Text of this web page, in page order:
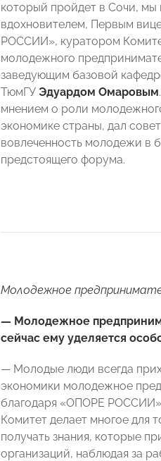
который пройдет в Сочи,
вдохновителем, Первым
РОССИИ», куратором
молодежного
заведующим базовой
ТюмГУ Эдуардом Омаровым
мнением о роли
экономике страны, дал
вовлеченность молодежи в
предстоящего форума.
Молодежное
— Молодежное
сейчас ему уделяется
— Молодые люди всегда
экономики молодежное
благодаря «ОПОРЕ
Комитет делает многое для
получать знания, которые
организаций, наблюдая за